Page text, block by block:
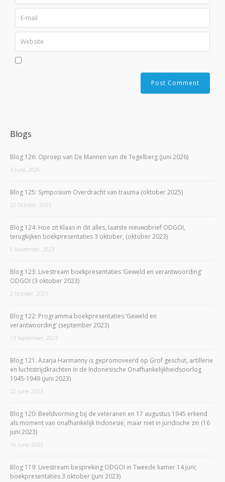
Blogs
Blog 126: Oproep van De Mannen van de Tegelberg (juni 2026)
3 June, 2026
Blog 125: Symposium Overdracht van trauma (oktober 2025)
22 October, 2025
Blog 124: Hoe zit Klaas in dit alles, laatste nieuwsbrief ODGOI,
terugkijken boekpresentaties 3 oktober, (oktober 2023)
6 November, 2023
Blog 123: Livestream boekpresentaties ‘Geweld en verantwoording’
ODGOI (3 oktober 2023)
2 October, 2023
Blog 122: Programma boekpresentaties ‘Geweld en
verantwoording’ (september 2023)
13 September, 2023
Blog 121: Azarja Harmanny is gepromoveerd op Grof geschut, artillerie
en luchtstrijdkrachten in de Indonesische Onafhankelijkheidsoorlog
1945-1949 (juni 2023)
22 June, 2023
Blog 120: Beeldvorming bij de veteranen en 17 augustus 1945 erkend
als moment van onafhankelijk Indonesië, maar niet in juridische zin (16
juni 2023)
16 June, 2023
Blog 119: Livestream bespreking ODGOI in Tweede kamer 14 juni;
boekpresentaties 3 oktober (juni 2023)